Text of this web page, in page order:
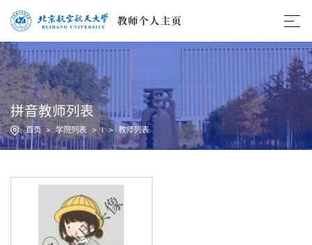
拼音教师列表
首页 > 学院列表 > i > 教师列表